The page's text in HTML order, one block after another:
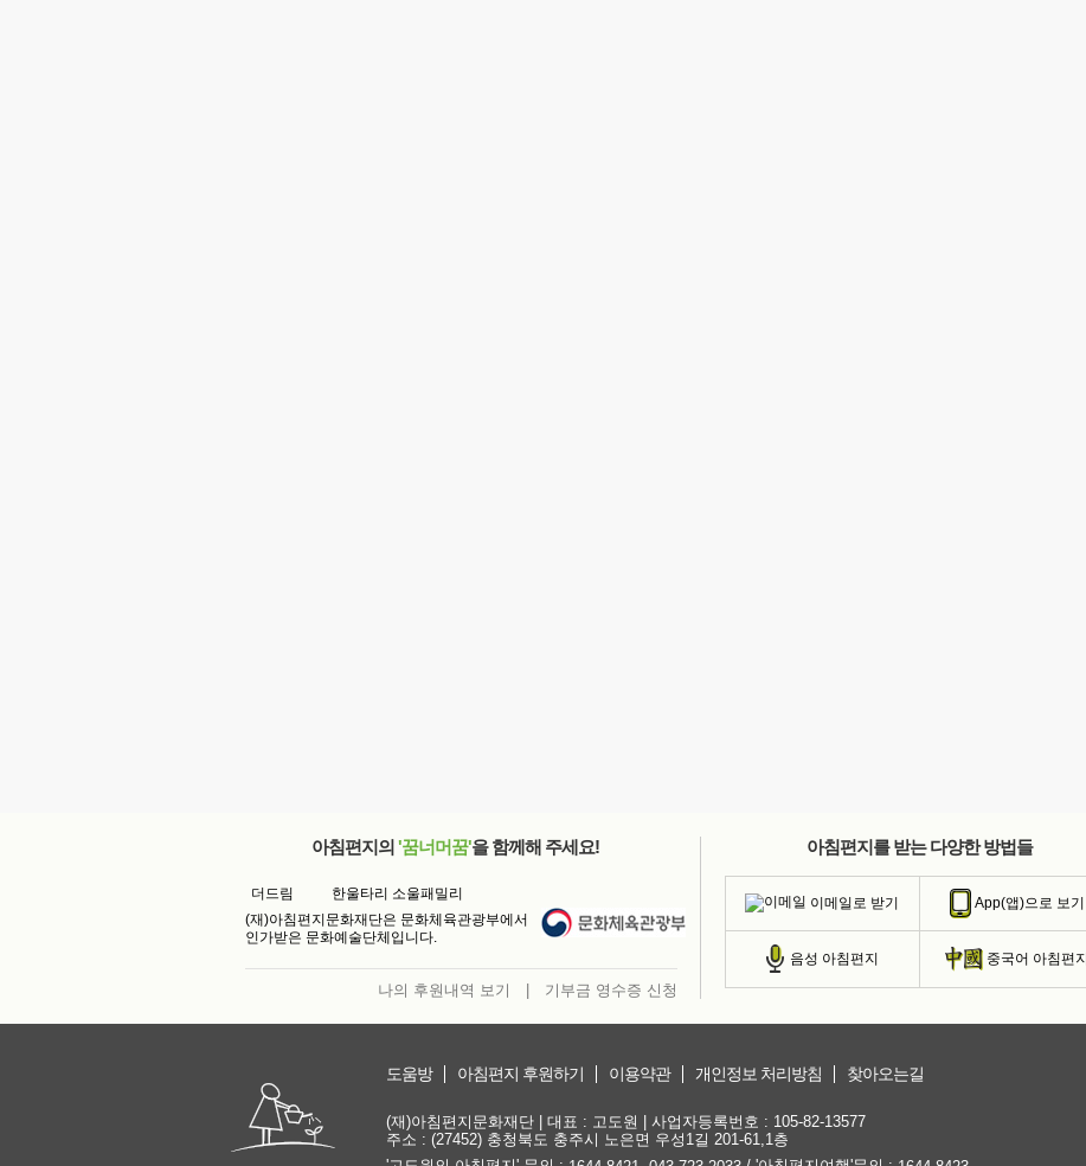
아침편지의 '꿈너머꿈'을 함께해 주세요!
더드림
한울타리 소울패밀리
(재)아침편지문화재단은 문화체육관광부에서
인가받은 문화예술단체입니다.
나의 후원내역 보기 기부금 영수증 신청
아침편지를 받는 다양한 방법들
이메일로 받기 App(앱)으로 보기
음성 아침편지 중국어 아침편지
도움방 아침편지 후원하기 이용약관 개인정보 처리방침 찾아오는길
(재)아침편지문화재단 | 대표 : 고도원 | 사업자등록번호 : 105-82-13577
주소 : (27452) 충청북도 충주시 노은면 우성1길 201-61,1층